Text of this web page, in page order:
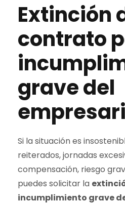
Extinción
contrato
grave del
Si la situación es
reiterados, jornadas
compensación, riesgo
puedes solicitar la
incumplimiento grave